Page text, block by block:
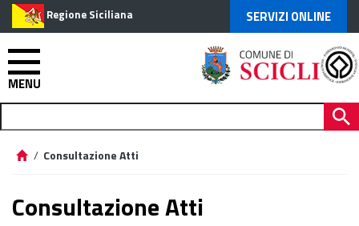
Regione Siciliana SERVIZI ONLINE
MENU
/ Consultazione Atti
Consultazione Atti